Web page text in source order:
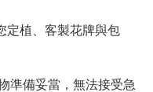
定植、客製花牌與包
準備妥當，無法接受急